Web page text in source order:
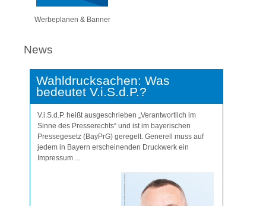
Werbeplanen & Banner
News
Wahldrucksachen: Was
bedeutet V.i.S.d.P.?
V.i.S.d.P. heißt ausgeschrieben „Verantwortlich im
Sinne des Presserechts“ und ist im bayerischen
Pressegesetz (BayPrG) geregelt. Generell muss auf
jedem in Bayern erscheinenden Druckwerk ein
Impressum ...